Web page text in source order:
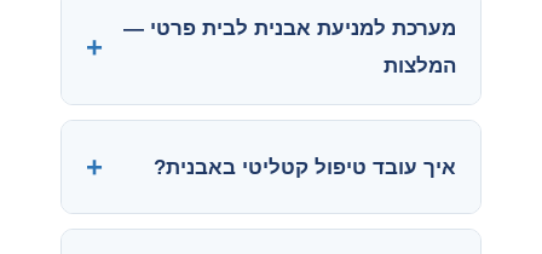
מערכת למניעת אבנית לבית פרטי —
המלצות
איך עובד טיפול קטליטי באבנית?